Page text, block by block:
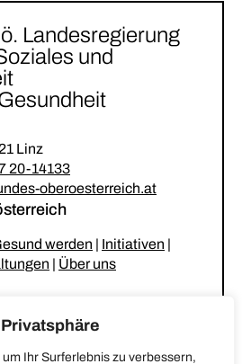
Ihr Surferlebnis zu verbessern,
Landesregierung
und
Linz
20-14133
oberoesterreich.at
werden | Initiativen |
| Über uns
& Krabbelstube
|